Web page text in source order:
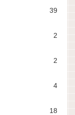
39
2
2
4
18